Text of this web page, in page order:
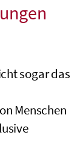
sogar das
Menschen